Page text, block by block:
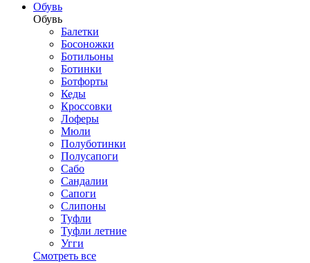
Обувь
Обувь
Балетки
Босоножки
Ботильоны
Ботинки
Ботфорты
Кеды
Кроссовки
Лоферы
Мюли
Полуботинки
Полусапоги
Сабо
Сандалии
Сапоги
Слипоны
Туфли
Туфли летние
Угги
Смотреть все